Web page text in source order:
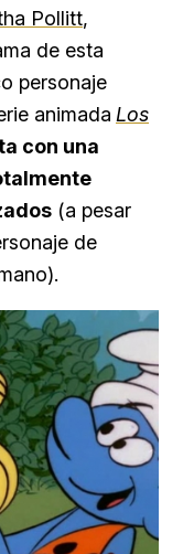
Pollitt,
de esta
personaje
animada Los
con una
(a pesar
de